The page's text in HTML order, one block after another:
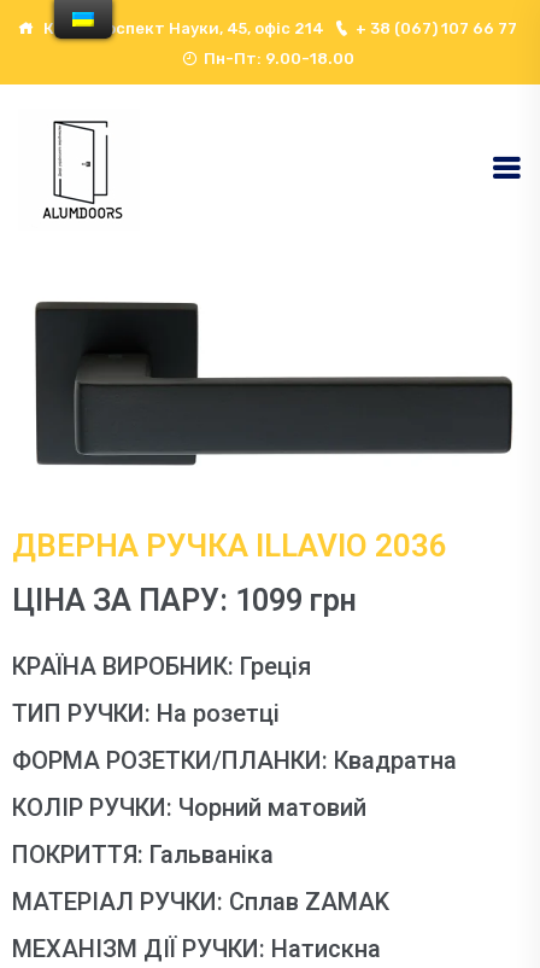
Київ, проспект Науки, 45, офіс 214
+ 38 (067) 107 66 77
Пн-Пт: 9.00-18.00
ДВЕРНА РУЧКА ILLAVIO 2036
ЦІНА ЗА ПАРУ: 1099 грн
КРАЇНА ВИРОБНИК: Греція
ТИП РУЧКИ: На розетці
ФОРМА РОЗЕТКИ/ПЛАНКИ: Квадратна
КОЛІР РУЧКИ: Чорний матовий
ПОКРИТТЯ: Гальваніка
МАТЕРІАЛ РУЧКИ: Сплав ZAMAK
МЕХАНІЗМ ДІЇ РУЧКИ: Натискна